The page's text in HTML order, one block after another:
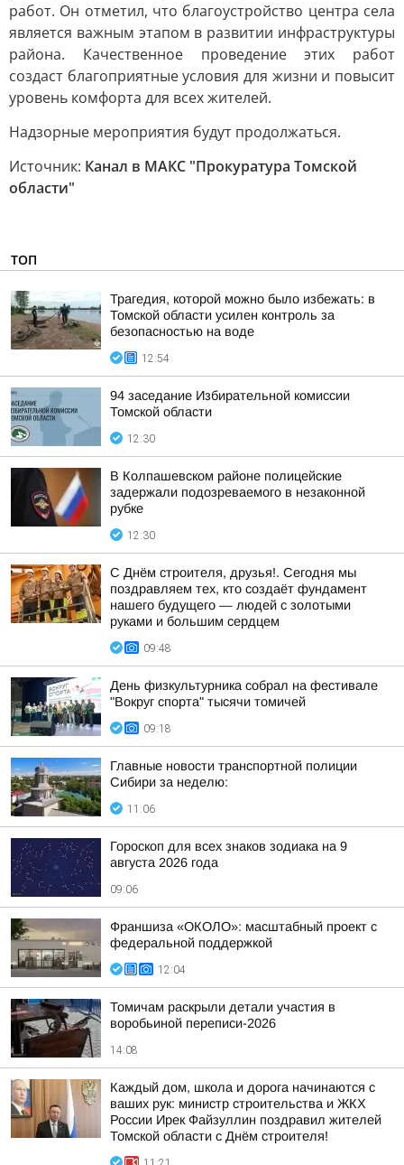
работ. Он отметил, что благоустройство центра села
является важным этапом в развитии инфраструктуры
района. Качественное проведение этих работ
создаст благоприятные условия для жизни и повысит
уровень комфорта для всех жителей.
Надзорные мероприятия будут продолжаться.
Источник: Канал в МАКС "Прокуратура Томской
области"
ТОП
Трагедия, которой можно было избежать: в
Томской области усилен контроль за
безопасностью на воде
12:54
94 заседание Избирательной комиссии
Томской области
12:30
В Колпашевском районе полицейские
задержали подозреваемого в незаконной
рубке
12:30
С Днём строителя, друзья!. Сегодня мы
поздравляем тех, кто создаёт фундамент
нашего будущего — людей с золотыми
руками и большим сердцем
09:48
День физкультурника собрал на фестивале
"Вокруг спорта" тысячи томичей
09:18
Главные новости транспортной полиции
Сибири за неделю:
11:06
Гороскоп для всех знаков зодиака на 9
августа 2026 года
09:06
Франшиза «ОКОЛО»: масштабный проект с
федеральной поддержкой
12:04
Томичам раскрыли детали участия в
воробьиной переписи-2026
14:08
Каждый дом, школа и дорога начинаются с
ваших рук: министр строительства и ЖКХ
России Ирек Файзуллин поздравил жителей
Томской области с Днём строителя!